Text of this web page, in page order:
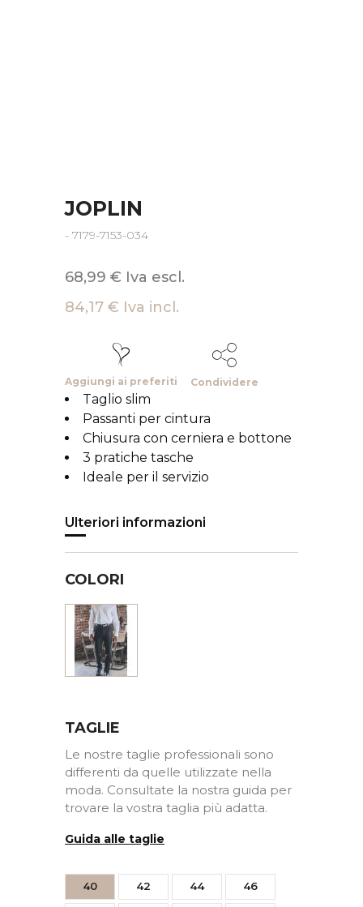
JOPLIN
- 7179-7153-034
68,99 € Iva escl.
84,17 € Iva incl.
Aggiungi ai preferiti Condividere
Taglio slim
Passanti per cintura
Chiusura con cerniera e bottone
3 pratiche tasche
Ideale per il servizio
Ulteriori informazioni
COLORI
TAGLIE
Le nostre taglie professionali sono
differenti da quelle utilizzate nella
moda. Consultate la nostra guida per
trovare la vostra taglia più adatta.
Guida alle taglie
40 42 44 46